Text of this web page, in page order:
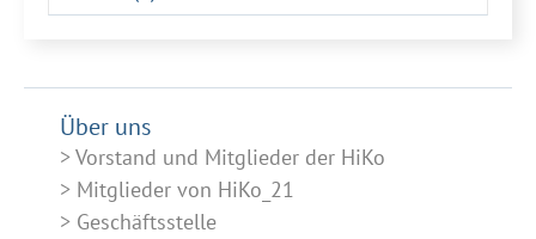
Über uns
Vorstand und Mitglieder der HiKo
Mitglieder von HiKo_21
Geschäftsstelle